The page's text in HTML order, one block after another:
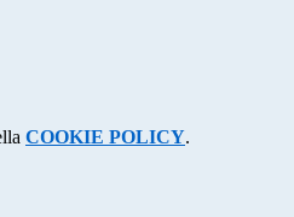
COOKIE POLICY.